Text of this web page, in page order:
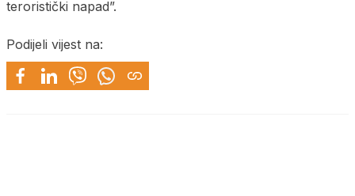
teroristički napad”.
Podijeli vijest na: